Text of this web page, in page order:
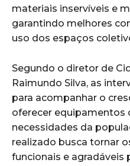
materiais inservíveis e
garantindo melhores
uso dos espaços
Segundo o diretor de
Raimundo Silva, as
para acompanhar o
oferecer equipamentos
necessidades da
realizado busca tornar
funcionais e agradáveis